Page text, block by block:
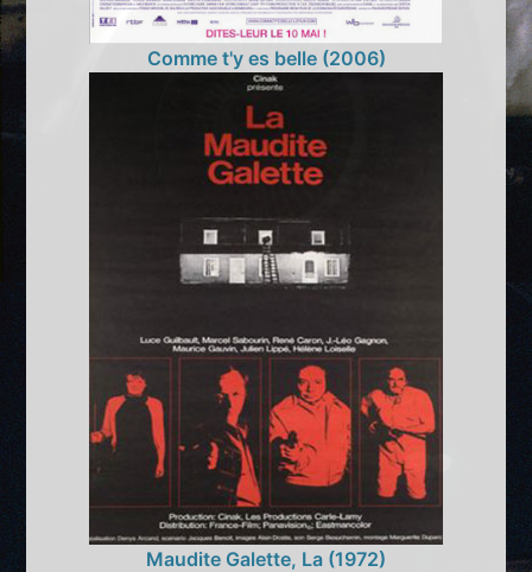
Comme t'y es belle (2006)
Maudite Galette, La (1972)